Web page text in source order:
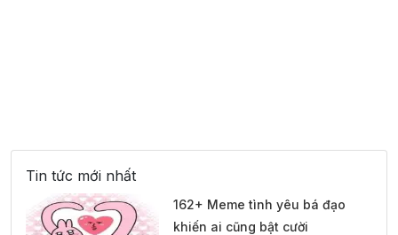
Tin tức mới nhất
162+ Meme tình yêu bá đạo
khiến ai cũng bật cười